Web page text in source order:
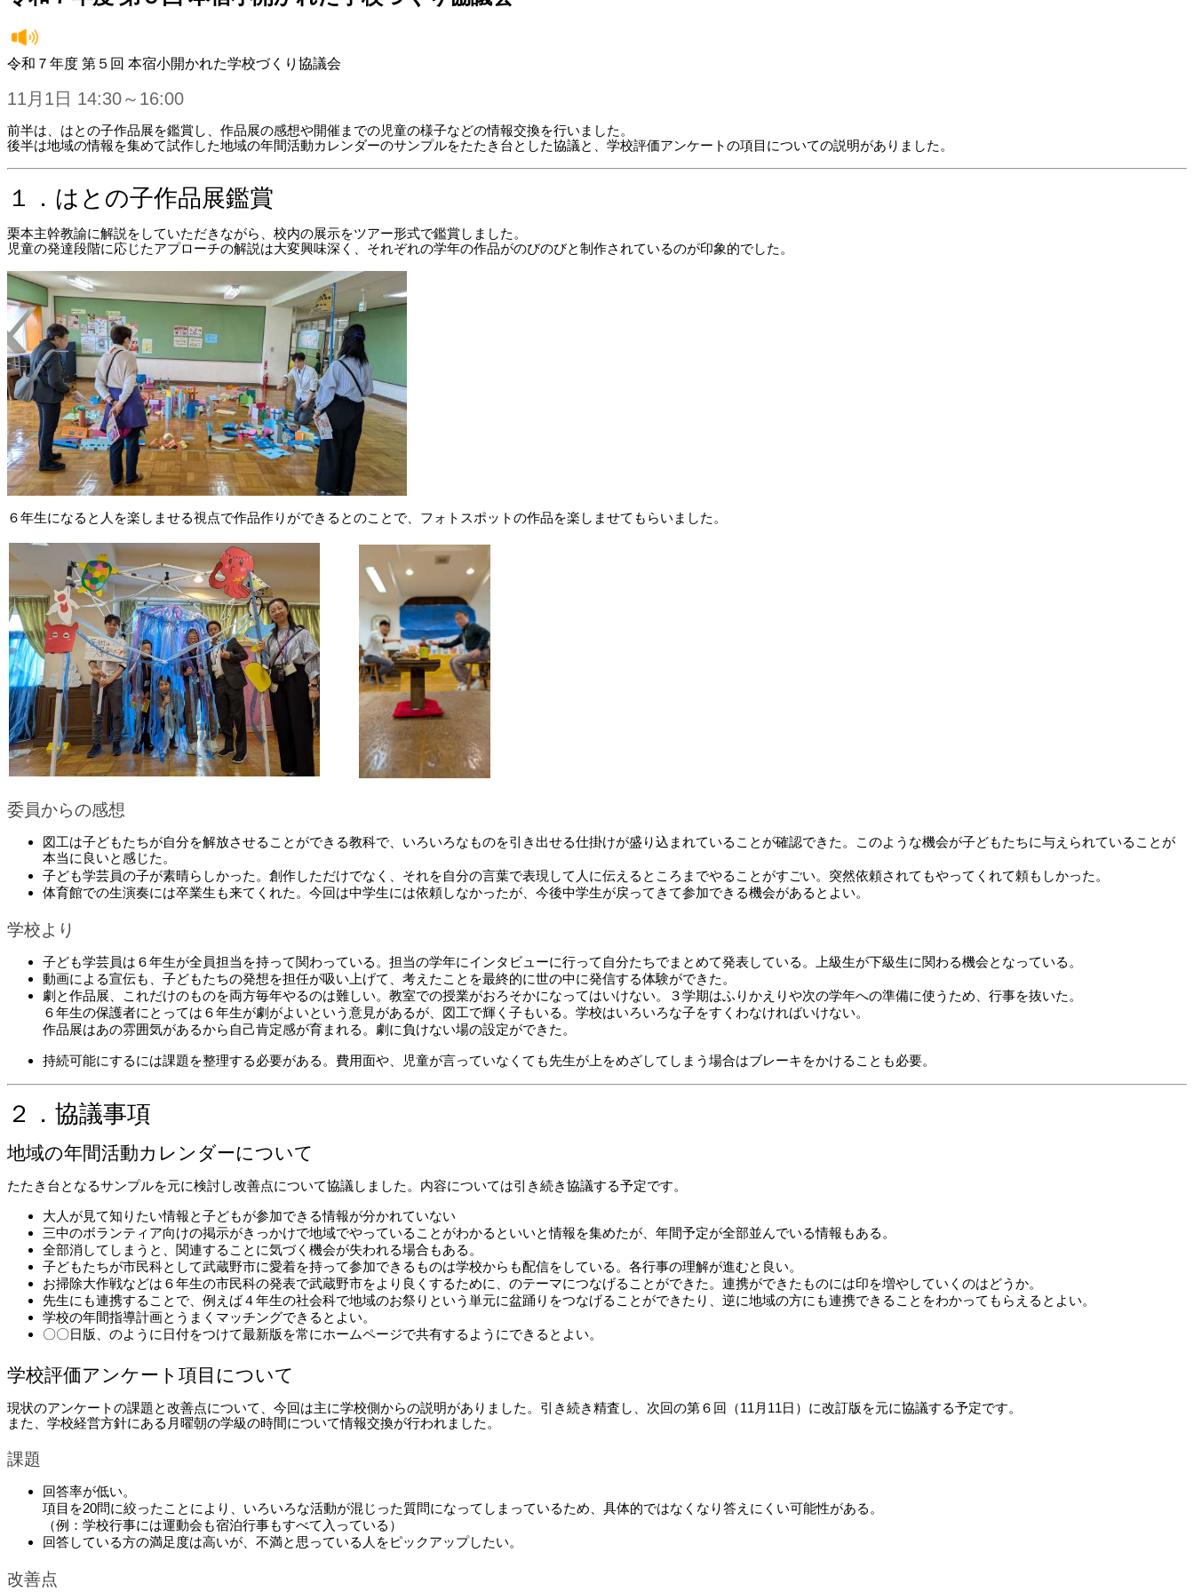
令和７年度 第５回 本宿小開かれた学校づくり協議会
11月1日 14:30～16:00
前半は、はとの子作品展を鑑賞し、作品展の感想や開催までの児童の様子などの情報交換を行いました。
後半は地域の情報を集めて試作した地域の年間活動カレンダーのサンプルをたたき台とした協議と、学校評価アンケートの項目についての説明がありました。
１．はとの子作品展鑑賞
栗本主幹教諭に解説をしていただきながら、校内の展示をツアー形式で鑑賞しました。
児童の発達段階に応じたアプローチの解説は大変興味深く、それぞれの学年の作品がのびのびと制作されているのが印象的でした。
６年生になると人を楽しませる視点で作品作りができるとのことで、フォトスポットの作品を楽しませてもらいました。
委員からの感想
図工は子どもたちが自分を解放させることができる教科で、いろいろなものを引き出せる仕掛けが盛り込まれていることが確認できた。このような機会が子どもたちに与えられていることが
本当に良いと感じた。
子ども学芸員の子が素晴らしかった。創作しただけでなく、それを自分の言葉で表現して人に伝えるところまでやることがすごい。突然依頼されてもやってくれて頼もしかった。
体育館での生演奏には卒業生も来てくれた。今回は中学生には依頼しなかったが、今後中学生が戻ってきて参加できる機会があるとよい。
学校より
子ども学芸員は６年生が全員担当を持って関わっている。担当の学年にインタビューに行って自分たちでまとめて発表している。上級生が下級生に関わる機会となっている。
動画による宣伝も、子どもたちの発想を担任が吸い上げて、考えたことを最終的に世の中に発信する体験ができた。
劇と作品展、これだけのものを両方毎年やるのは難しい。教室での授業がおろそかになってはいけない。３学期はふりかえりや次の学年への準備に使うため、行事を抜いた。
６年生の保護者にとっては６年生が劇がよいという意見があるが、図工で輝く子もいる。学校はいろいろな子をすくわなければいけない。
作品展はあの雰囲気があるから自己肯定感が育まれる。劇に負けない場の設定ができた。
持続可能にするには課題を整理する必要がある。費用面や、児童が言っていなくても先生が上をめざしてしまう場合はブレーキをかけることも必要。
２．協議事項
地域の年間活動カレンダーについて
たたき台となるサンプルを元に検討し改善点について協議しました。内容については引き続き協議する予定です。
大人が見て知りたい情報と子どもが参加できる情報が分かれていない
三中のボランティア向けの掲示がきっかけで地域でやっていることがわかるといいと情報を集めたが、年間予定が全部並んでいる情報もある。
全部消してしまうと、関連することに気づく機会が失われる場合もある。
子どもたちが市民科として武蔵野市に愛着を持って参加できるものは学校からも配信をしている。各行事の理解が進むと良い。
お掃除大作戦などは６年生の市民科の発表で武蔵野市をより良くするために、のテーマにつなげることができた。連携ができたものには印を増やしていくのはどうか。
先生にも連携することで、例えば４年生の社会科で地域のお祭りという単元に盆踊りをつなげることができたり、逆に地域の方にも連携できることをわかってもらえるとよい。
学校の年間指導計画とうまくマッチングできるとよい。
〇〇日版、のように日付をつけて最新版を常にホームページで共有するようにできるとよい。
学校評価アンケート項目について
現状のアンケートの課題と改善点について、今回は主に学校側からの説明がありました。引き続き精査し、次回の第６回（11月11日）に改訂版を元に協議する予定です。
また、学校経営方針にある月曜朝の学級の時間について情報交換が行われました。
課題
回答率が低い。
項目を20問に絞ったことにより、いろいろな活動が混じった質問になってしまっているため、具体的ではなくなり答えにくい可能性がある。
（例：学校行事には運動会も宿泊行事もすべて入っている）
回答している方の満足度は高いが、不満と思っている人をピックアップしたい。
改善点